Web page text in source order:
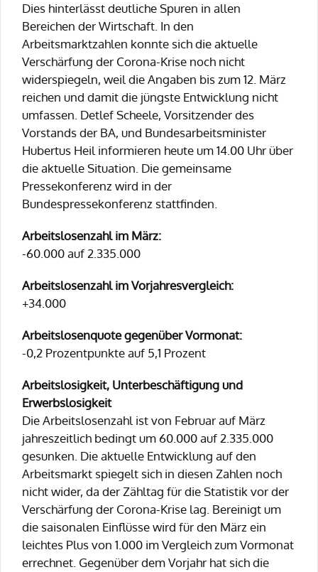
Dies hinterlässt deutliche Spuren in allen
Bereichen der Wirtschaft. In den
Arbeitsmarktzahlen konnte sich die aktuelle
Verschärfung der Corona-Krise noch nicht
widerspiegeln, weil die Angaben bis zum 12. März
reichen und damit die jüngste Entwicklung nicht
umfassen. Detlef Scheele, Vorsitzender des
Vorstands der BA, und Bundesarbeitsminister
Hubertus Heil informieren heute um 14.00 Uhr über
die aktuelle Situation. Die gemeinsame
Pressekonferenz wird in der
Bundespressekonferenz stattfinden.
Arbeitslosenzahl im März:
-60.000 auf 2.335.000
Arbeitslosenzahl im Vorjahresvergleich:
+34.000
Arbeitslosenquote gegenüber Vormonat:
-0,2 Prozentpunkte auf 5,1 Prozent
Arbeitslosigkeit, Unterbeschäftigung und
Erwerbslosigkeit
Die Arbeitslosenzahl ist von Februar auf März
jahreszeitlich bedingt um 60.000 auf 2.335.000
gesunken. Die aktuelle Entwicklung auf den
Arbeitsmarkt spiegelt sich in diesen Zahlen noch
nicht wider, da der Zähltag für die Statistik vor der
Verschärfung der Corona-Krise lag. Bereinigt um
die saisonalen Einflüsse wird für den März ein
leichtes Plus von 1.000 im Vergleich zum Vormonat
errechnet. Gegenüber dem Vorjahr hat sich die